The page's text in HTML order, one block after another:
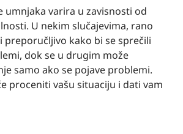
umnjaka varira u zavisnosti od
U nekim slučajevima, rano
preporučljivo kako bi se sprečili
dok se u drugim može
samo ako se pojave problemi.
proceniti vašu situaciju i dati vam